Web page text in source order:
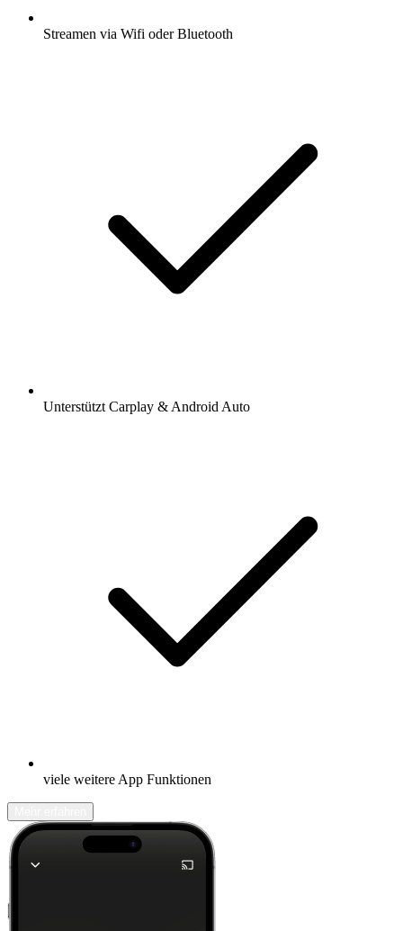
Streamen via Wifi oder Bluetooth
Unterstützt Carplay & Android Auto
viele weitere App Funktionen